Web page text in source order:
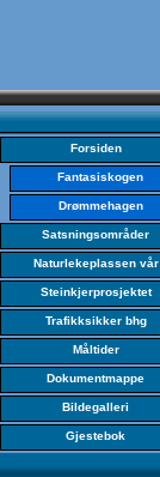
Forsiden
Fantasiskogen
Drømmehagen
Satsningsområder
Naturlekeplassen vår
Steinkjerprosjektet
Trafikksikker bhg
Måltider
Dokumentmappe
Bildegalleri
Gjestebok